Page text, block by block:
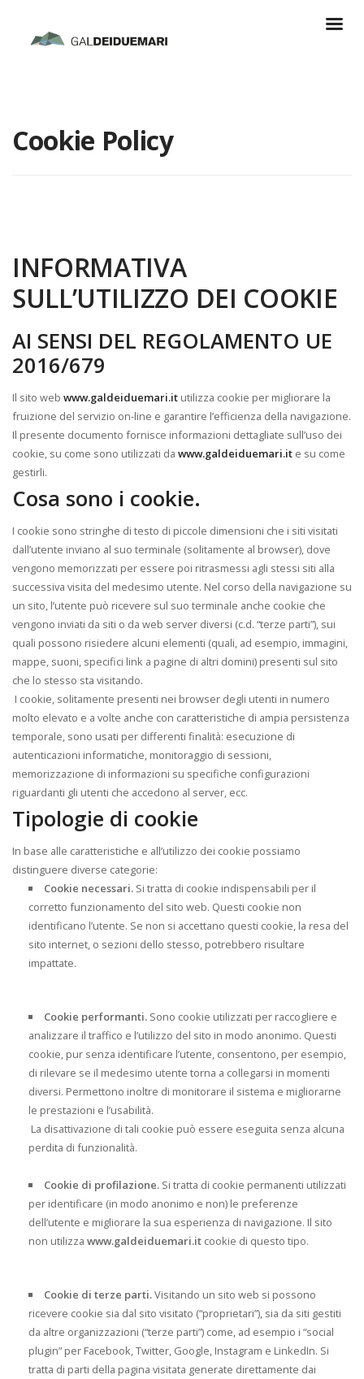
Cookie Policy
INFORMATIVA
SULL’UTILIZZO DEI COOKIE
AI SENSI DEL REGOLAMENTO UE
2016/679
Il sito web www.galdeiduemari.it utilizza cookie per migliorare la
fruizione del servizio on-line e garantire l’efficienza della navigazione.
Il presente documento fornisce informazioni dettagliate sull’uso dei
cookie, su come sono utilizzati da www.galdeiduemari.it e su come
gestirli.
Cosa sono i cookie.
I cookie sono stringhe di testo di piccole dimensioni che i siti visitati
dall’utente inviano al suo terminale (solitamente al browser), dove
vengono memorizzati per essere poi ritrasmessi agli stessi siti alla
successiva visita del medesimo utente. Nel corso della navigazione su
un sito, l’utente può ricevere sul suo terminale anche cookie che
vengono inviati da siti o da web server diversi (c.d. “terze parti”), sui
quali possono risiedere alcuni elementi (quali, ad esempio, immagini,
mappe, suoni, specifici link a pagine di altri domini) presenti sul sito
che lo stesso sta visitando.
I cookie, solitamente presenti nei browser degli utenti in numero
molto elevato e a volte anche con caratteristiche di ampia persistenza
temporale, sono usati per differenti finalità: esecuzione di
autenticazioni informatiche, monitoraggio di sessioni,
memorizzazione di informazioni su specifiche configurazioni
riguardanti gli utenti che accedono al server, ecc.
Tipologie di cookie
In base alle caratteristiche e all’utilizzo dei cookie possiamo
distinguere diverse categorie:
Cookie necessari.Si tratta di cookie indispensabili per il
corretto funzionamento del sito web. Questi cookie non
identificano l’utente. Se non si accettano questi cookie, la resa del
sito internet, o sezioni dello stesso, potrebbero risultare
impattate.
Cookie performanti.Sono cookie utilizzati per raccogliere e
analizzare il traffico e l’utilizzo del sito in modo anonimo. Questi
cookie, pur senza identificare l’utente, consentono, per esempio,
di rilevare se il medesimo utente torna a collegarsi in momenti
diversi. Permettono inoltre di monitorare il sistema e migliorarne
le prestazioni e l’usabilità.
La disattivazione di tali cookie può essere eseguita senza alcuna
perdita di funzionalità.
Cookie di profilazione.Si tratta di cookie permanenti utilizzati
per identificare (in modo anonimo e non) le preferenze
dell’utente e migliorare la sua esperienza di navigazione. Il sito
non utilizza www.galdeiduemari.it cookie di questo tipo.
Cookie di terze parti.Visitando un sito web si possono
ricevere cookie sia dal sito visitato (“proprietari”), sia da siti gestiti
da altre organizzazioni (“terze parti”) come, ad esempio i “social
plugin” per Facebook, Twitter, Google, Instagram e LinkedIn. Si
tratta di parti della pagina visitata generate direttamente dai